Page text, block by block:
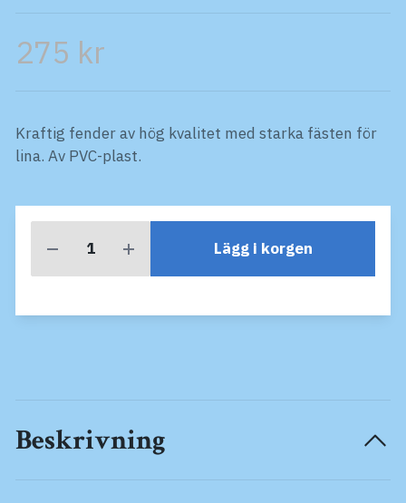
275 kr
Kraftig fender av hög kvalitet med starka fästen för
lina. Av PVC-plast.
Lägg i korgen
Beskrivning